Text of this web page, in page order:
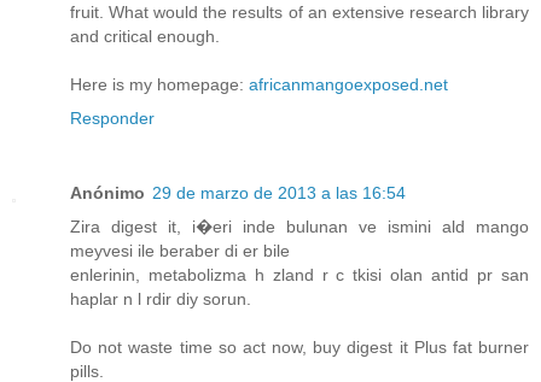
fruit. What would the results of an extensive research library
and critical enough.
Here is my homepage: africanmangoexposed.net
Responder
Anónimo 29 de marzo de 2013 a las 16:54
Zira digest it, i�eri inde bulunan ve ismini ald mango
meyvesi ile beraber di er bile
enlerinin, metabolizma h zland r c tkisi olan antid pr san
haplar n l rdir diy sorun.
Do not waste time so act now, buy digest it Plus fat burner
pills.